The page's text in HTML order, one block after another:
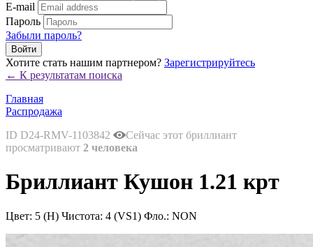
E-mail
Пароль
Забыли пароль?
Войти
Хотите стать нашим партнером? Зарегистрируйтесь
← К результатам поиска
Главная
Распродажа
ID D24-RMV-1103842
Сейчас этот бриллиант
просматривают 2 человека
Бриллиант Кушон 1.21 крт
Цвет: 5 (H) Чистота: 4 (VS1) Фло.: NON